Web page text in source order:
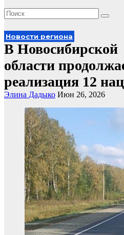
Новости региона
В Новосибирской
области
реализация 12
Элина Дадыко Июн 26, 2026